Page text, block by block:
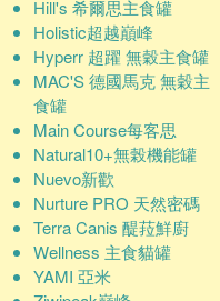
Hill's 希爾思主食罐
Holistic超越巔峰
Hyperr 超躍 無穀主食罐
MAC'S 德國馬克 無穀主
食罐
Main Course每客思
Natural10+無榖機能罐
Nuevo新歡
Nurture PRO 天然密碼
Terra Canis 醍菈鮮廚
Wellness 主食貓罐
YAMI 亞米